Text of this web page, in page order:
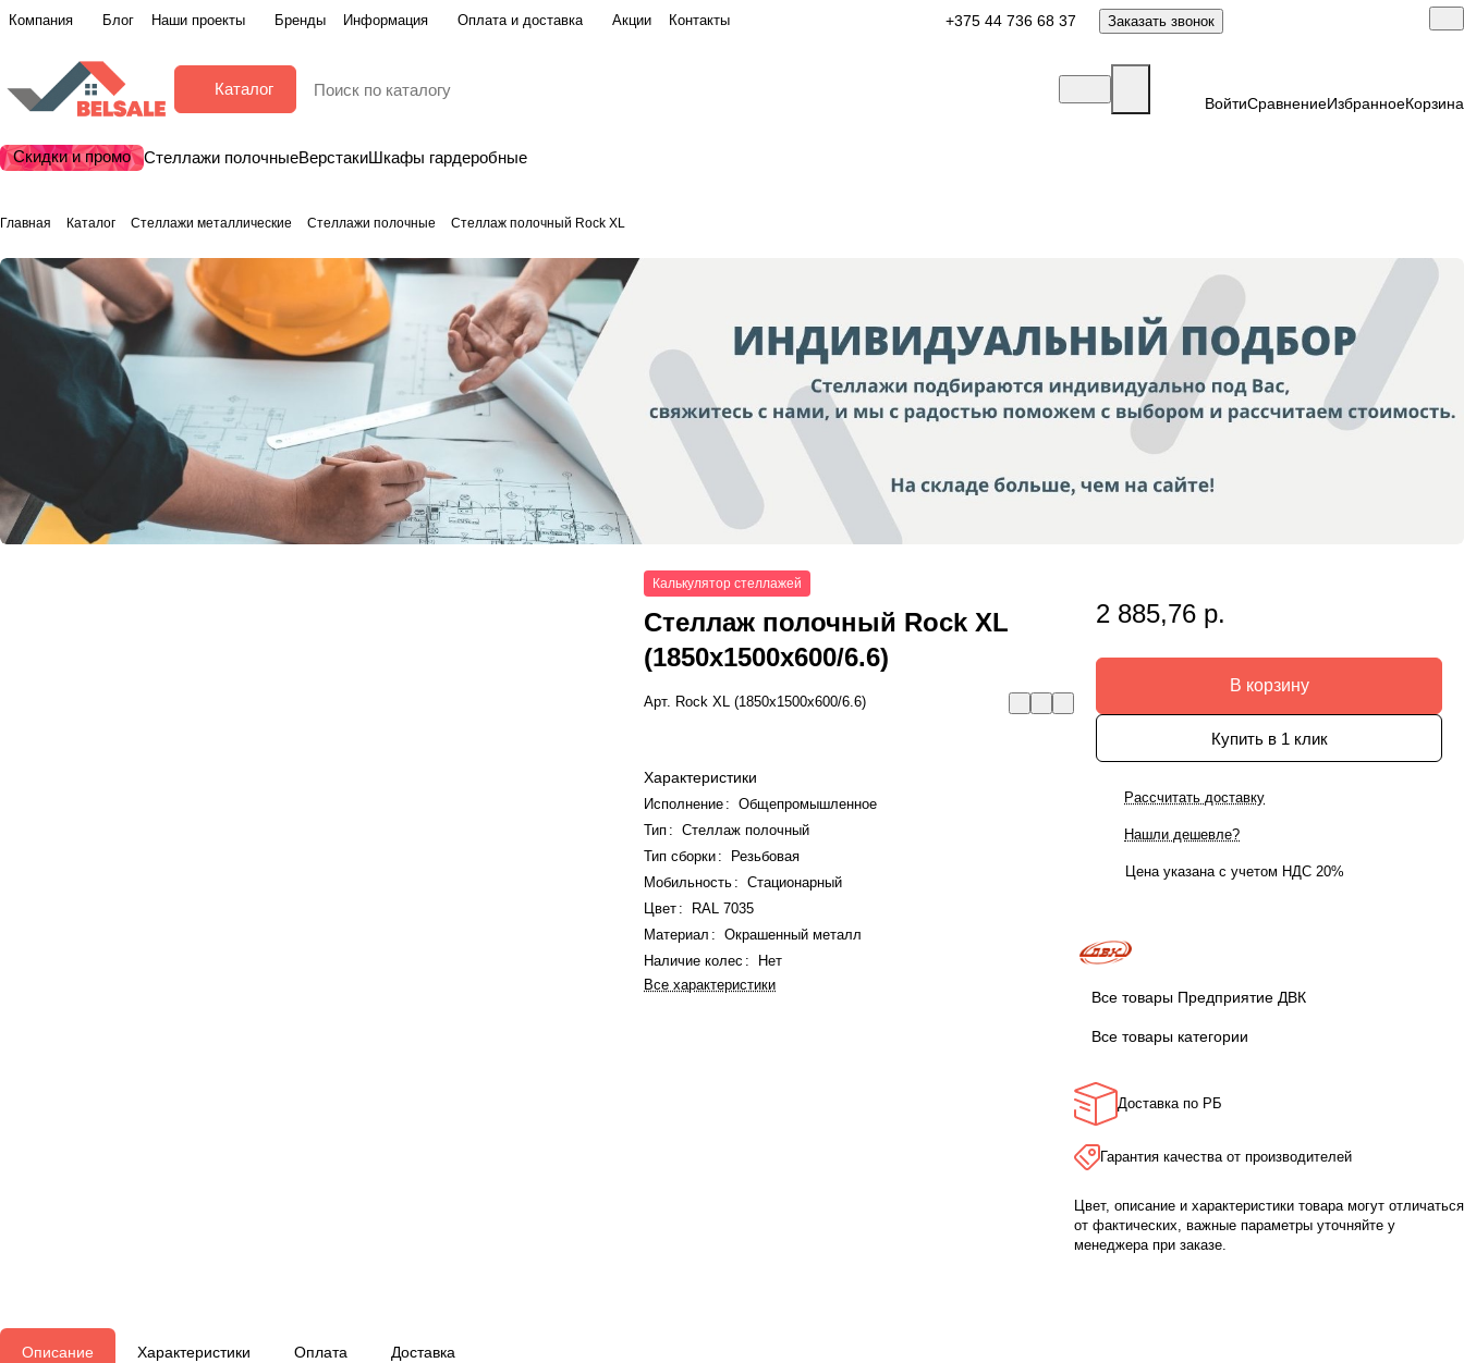
Компания Блог Наши проекты Бренды Информация Оплата и доставка Акции Контакты +375 44 736 68 37 Заказать звонок
Каталог
ВойтиСравнениеИзбранноеКорзина
Скидки и промо Стеллажи полочныеВерстакиШкафы гардеробные
Главная Каталог Стеллажи металлические Стеллажи полочные Стеллаж полочный Rock XL
Калькулятор стеллажей
Стеллаж полочный Rock XL
(1850x1500x600/6.6)
Арт. Rock XL (1850x1500x600/6.6)
Характеристики
Исполнение :
Общепромышленное
Тип :
Стеллаж полочный
Тип сборки:
Резьбовая
Мобильность :
Стационарный
Цвет :
RAL 7035
Материал :
Окрашенный металл
Наличие колес :
Нет
Все характеристики
2 885,76 р.
В корзину
Купить в 1 клик
Рассчитать доставку
Нашли дешевле?
Цена указана с учетом НДС 20%
Все товары Предприятие ДВК
Все товары категории
Доставка по РБ
Гарантия качества от производителей
Цвет, описание и характеристики товара могут отличаться
от фактических, важные параметры уточняйте у
менеджера при заказе.
Описание Характеристики Оплата Доставка